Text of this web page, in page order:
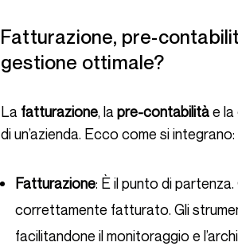
Fatturazione, pre-contabilità e contabilità: come si integrano per una
gestione ottimale?
La fatturazione, la pre-contabilitàe la
di un’azienda. Ecco come si integrano:
Fatturazione: È il punto di
correttamente fatturato. Gli
facilitandone il monitoraggio e